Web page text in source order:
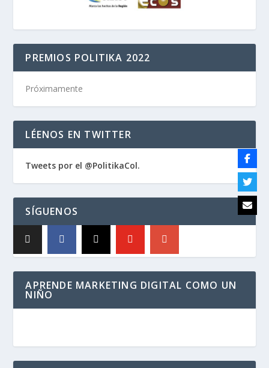
PREMIOS POLITIKA 2022
Próximamente
LÉENOS EN TWITTER
Tweets por el @PolitikaCol.
SÍGUENOS
APRENDE MARKETING DIGITAL COMO UN
NIÑO